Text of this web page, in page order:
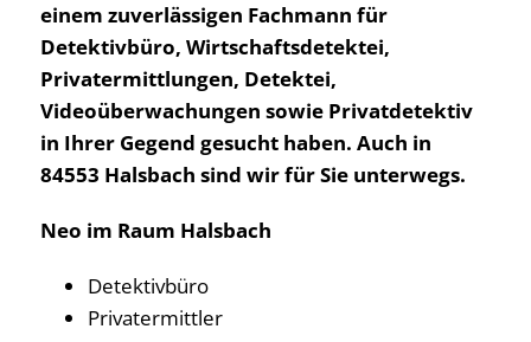
einem zuverlässigen Fachmann für
Detektivbüro, Wirtschaftsdetektei,
Privatermittlungen, Detektei,
Videoüberwachungen sowie Privatdetektiv
in Ihrer Gegend gesucht haben. Auch in
84553 Halsbach sind wir für Sie unterwegs.
Neo im Raum Halsbach
Detektivbüro
Privatermittler